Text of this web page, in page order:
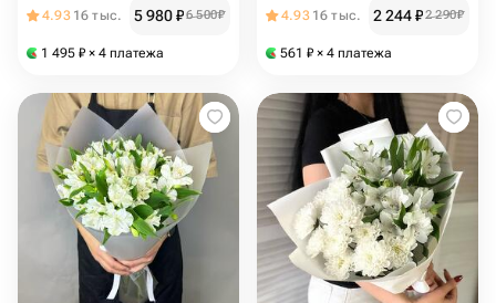
4.93 16 тыс. 5 980₽6 500₽
1 495 ₽ × 4 платежа
4.93 16 тыс. 2 244₽2 290₽
561 ₽ × 4 платежа